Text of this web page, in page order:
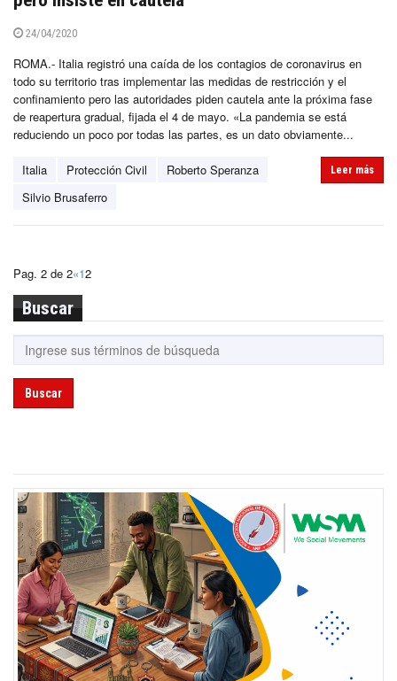
24/04/2020
ROMA.- Italia registró una caída de los contagios de coronavirus en
todo su territorio tras implementar las medidas de restricción y el
confinamiento pero las autoridades piden cautela ante la próxima fase
de reapertura gradual, fijada el 4 de mayo. «La pandemia se está
reduciendo un poco por todas las partes, es un dato obviamente...
Italia Protección Civil
Roberto Speranza
Silvio Brusaferro
Leer más
Pag. 2 de 2«12
Buscar
Buscar